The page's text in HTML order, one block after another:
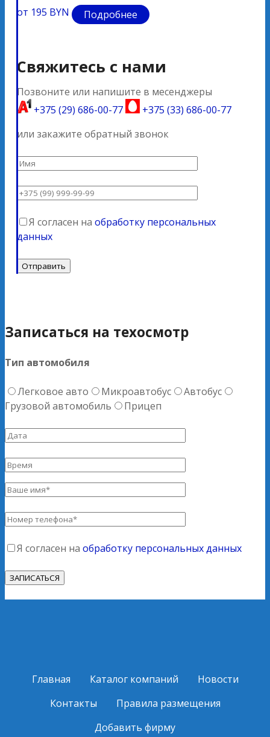
от 195 BYN Подробнее
Свяжитесь с нами
Позвоните или напишите в месенджеры
+375 (29) 686-00-77
+375 (33) 686-00-77
или закажите обратный звонок
Я согласен на обработку персональных
данных
Записаться на техосмотр
Тип автомобиля
Легковое авто Микроавтобус
Автобус
Грузовой автомобиль
Прицеп
Я согласен на обработку персональных данных
Главная Каталог компаний
Новости
Контакты
Правила размещения
Добавить фирму